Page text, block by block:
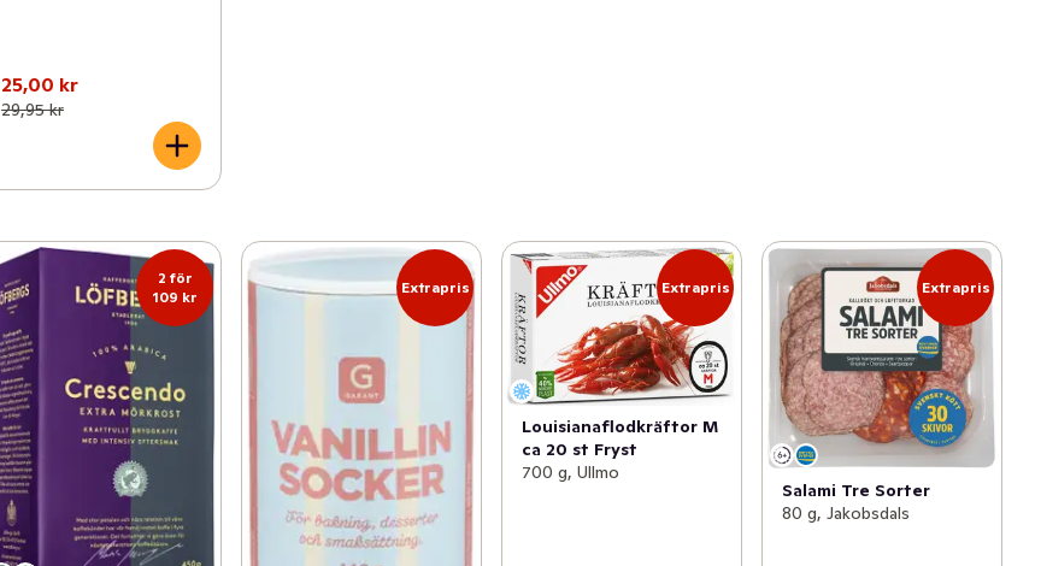
25,00 kr
29,95 kr
2 för
109 kr
Extrapris Extrapris
Louisianaflodkräftor M
ca 20 st Fryst
700 g, Ullmo
Extrapris
Salami Tre Sorter
80 g, Jakobsdals